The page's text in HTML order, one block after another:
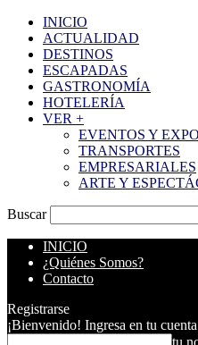
INICIO
ACTUALIDAD
DESTINOS
ESCAPADAS
GASTRONOMÍA
HOTELERÍA
VER +
EVENTOS Y
TRANSPORTES
EMPRESARIALES
ARTE Y
Buscar
INICIO
¿Quiénes Somos?
Contacto
Registrarse
¡Bienvenido! Ingresa en tu cuenta
tu